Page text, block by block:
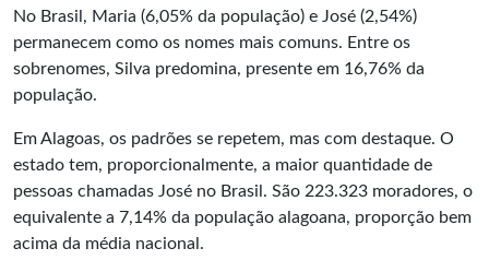
No Brasil, Maria (6,05% da população) e José (2,54%)
permanecem como os nomes mais comuns. Entre os
sobrenomes, Silva predomina, presente em 16,76% da
população.
Em Alagoas, os padrões se repetem, mas com destaque. O
estado tem, proporcionalmente, a maior quantidade de
pessoas chamadas José no Brasil. São 223.323 moradores, o
equivalente a 7,14% da população alagoana, proporção bem
acima da média nacional.